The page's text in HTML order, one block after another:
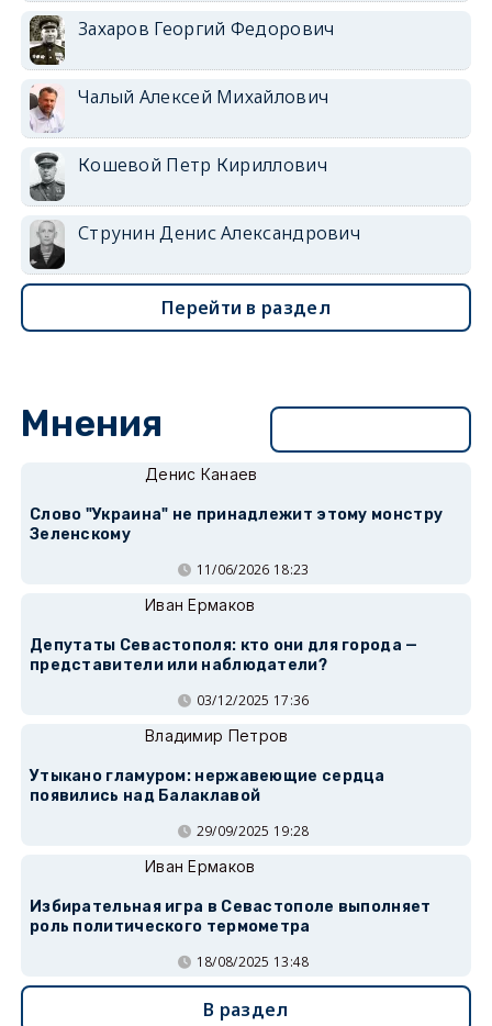
Захаров Георгий Федорович
Чалый Алексей Михайлович
Кошевой Петр Кириллович
Струнин Денис Александрович
Перейти в раздел
Мнения
Денис Канаев
Слово "Украина" не принадлежит этому монстру
Зеленскому
11/06/2026 18:23
Иван Ермаков
Депутаты Севастополя: кто они для города —
представители или наблюдатели?
03/12/2025 17:36
Владимир Петров
Утыкано гламуром: нержавеющие сердца
появились над Балаклавой
29/09/2025 19:28
Иван Ермаков
Избирательная игра в Севастополе выполняет
роль политического термометра
18/08/2025 13:48
В раздел